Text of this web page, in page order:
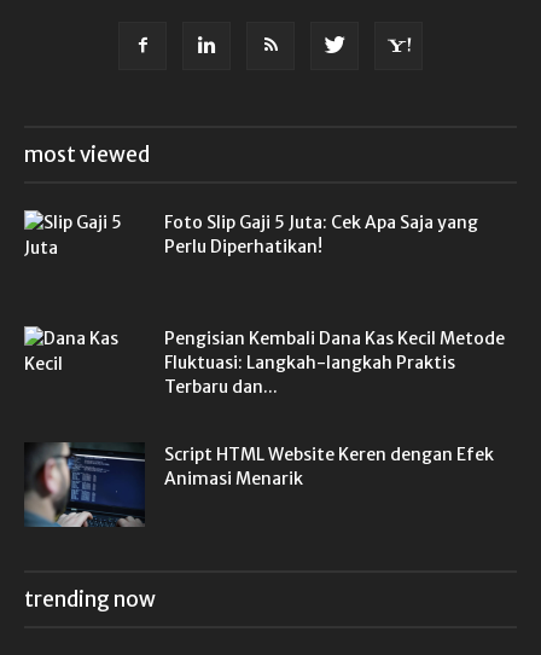
most viewed
Foto Slip Gaji 5 Juta: Cek Apa Saja yang
Perlu Diperhatikan!
Pengisian Kembali Dana Kas Kecil Metode
Fluktuasi: Langkah-langkah Praktis
Terbaru dan...
Script HTML Website Keren dengan Efek
Animasi Menarik
trending now